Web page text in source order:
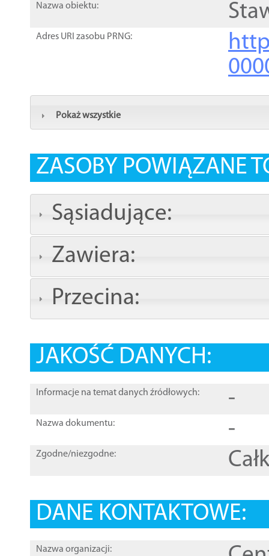
Nazwa obiektu:
Adres URI zasobu PRNG:
Pokaż wszystkie
ZASOBY POWIĄZANE
Sąsiadujące:
Zawiera:
Przecina:
JAKOŚĆ DANYCH:
Informacje na temat danych źródłowych: -
Nazwa dokumentu: -
Zgodne/niezgodne:
DANE KONTAKTOWE:
Nazwa organizacji: